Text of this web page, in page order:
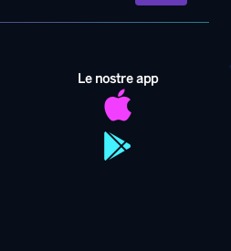
Le nostre app